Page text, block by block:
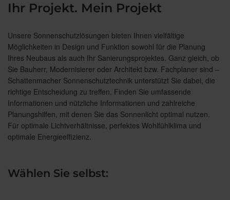
Ihr Projekt. Mein Projekt
Unsere Sonnenschutzlösungen bieten Ihnen vielfältige
Möglichkeiten in Design und Funktion sowohl für die Planung
Ihres Neubaus als auch Ihr Sanierungsprojektes. Ganz gleich, ob
Sie Bauherr, Modernisierer oder Architekt bzw. Fachplaner sind –
Schattenmacher Sonnenschutztechnik unterstützt Sie dabei, die
richtige Entscheidung zu treffen. Finden Sie umfassende
Informationen und nützliche Informationen und zahlreiche
Planungshilfen, mit denen Sie das Sonnenlicht optimal nutzen.
Für optimale Lichtverhältnisse, perfektes Wohlfühlklima und
optimale Energieeffizienz.
Wählen Sie selbst: